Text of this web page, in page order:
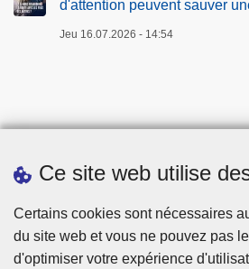
Ce site web utilise
Certains cookies sont nécessaires
du site web et vous ne pouvez pas
d'optimiser votre expérience
d'attention peuvent sauver
Jeu 16.07.2026 - 14:54